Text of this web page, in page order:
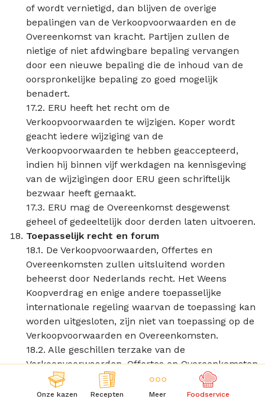
Onze kazen Recepten Meer Foodservice
of wordt vernietigd, dan blijven de overige
bepalingen van de Verkoopvoorwaarden en de
Overeenkomst van kracht. Partijen zullen de
nietige of niet afdwingbare bepaling vervangen
door een nieuwe bepaling die de inhoud van de
oorspronkelijke bepaling zo goed mogelijk
benadert.
17.2. ERU heeft het recht om de
Verkoopvoorwaarden te wijzigen. Koper wordt
geacht iedere wijziging van de
Verkoopvoorwaarden te hebben geaccepteerd,
indien hij binnen vijf werkdagen na kennisgeving
van de wijzigingen door ERU geen schriftelijk
bezwaar heeft gemaakt.
17.3. ERU mag de Overeenkomst desgewenst
geheel of gedeeltelijk door derden laten uitvoeren.
Toepasselijk recht en forum
18.1. De Verkoopvoorwaarden, Offertes en
Overeenkomsten zullen uitsluitend worden
beheerst door Nederlands recht. Het Weens
Koopverdrag en enige andere toepasselijke
internationale regeling waarvan de toepassing kan
worden uitgesloten, zijn niet van toepassing op de
Verkoopvoorwaarden en Overeenkomsten.
18.2. Alle geschillen terzake van de
Verkoopvoorwaarden, Offertes en Overeenkomsten
zullen uitsluitend worden voorgelegd aan de
bevoegde rechter te Utrecht.